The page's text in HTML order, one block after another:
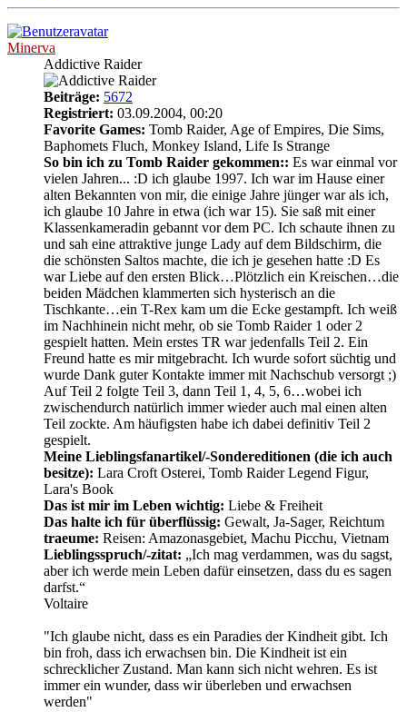
Minerva
Addictive Raider
Beiträge: 5672
Registriert: 03.09.2004, 00:20
Favorite Games: Tomb Raider, Age of Empires, Die Sims,
Baphomets Fluch, Monkey Island, Life Is Strange
So bin ich zu Tomb Raider gekommen:: Es war einmal vor
vielen Jahren... :D ich glaube 1997. Ich war im Hause einer
alten Bekannten von mir, die einige Jahre jünger war als ich,
ich glaube 10 Jahre in etwa (ich war 15). Sie saß mit einer
Klassenkameradin gebannt vor dem PC. Ich schaute ihnen zu
und sah eine attraktive junge Lady auf dem Bildschirm, die
die schönsten Saltos machte, die ich je gesehen hatte :D Es
war Liebe auf den ersten Blick…Plötzlich ein Kreischen…die
beiden Mädchen klammerten sich hysterisch an die
Tischkante…ein T-Rex kam um die Ecke gestampft. Ich weiß
im Nachhinein nicht mehr, ob sie Tomb Raider 1 oder 2
gespielt hatten. Mein erstes TR war jedenfalls Teil 2. Ein
Freund hatte es mir mitgebracht. Ich wurde sofort süchtig und
wurde Dank guter Kontakte immer mit Nachschub versorgt ;)
Auf Teil 2 folgte Teil 3, dann Teil 1, 4, 5, 6…wobei ich
zwischendurch natürlich immer wieder auch mal einen alten
Teil zockte. Am häufigsten habe ich dabei definitiv Teil 2
gespielt.
Meine Lieblingsfanartikel/-Sondereditionen (die ich auch
besitze): Lara Croft Osterei, Tomb Raider Legend Figur,
Lara's Book
Das ist mir im Leben wichtig: Liebe & Freiheit
Das halte ich für überflüssig: Gewalt, Ja-Sager, Reichtum
traeume: Reisen: Amazonasgebiet, Machu Picchu, Vietnam
Lieblingsspruch/-zitat: „Ich mag verdammen, was du sagst,
aber ich werde mein Leben dafür einsetzen, dass du es sagen
darfst.“
Voltaire
"Ich glaube nicht, dass es ein Paradies der Kindheit gibt. Ich
bin froh, dass ich erwachsen bin. Die Kindheit ist ein
schrecklicher Zustand. Man kann sich nicht wehren. Es ist
immer ein wunder, dass wir überleben und erwachsen
werden"